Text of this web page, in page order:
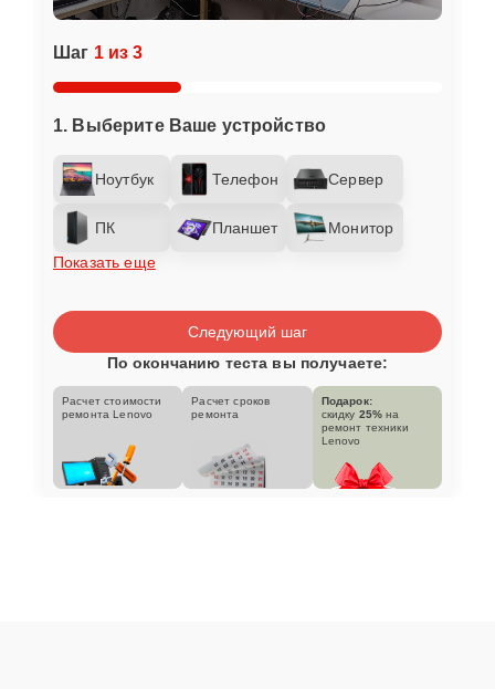
Шаг 1 из 3
1. Выберите Ваше устройство
Ноутбук Телефон Сервер
ПК Планшет
Монитор
Показать еще
Следующий шаг
По окончанию теста вы получаете:
Расчет стоимости
ремонта Lenovo
Расчет сроков
ремонта
Подарок:
скидку 25% на
ремонт техники
Lenovo